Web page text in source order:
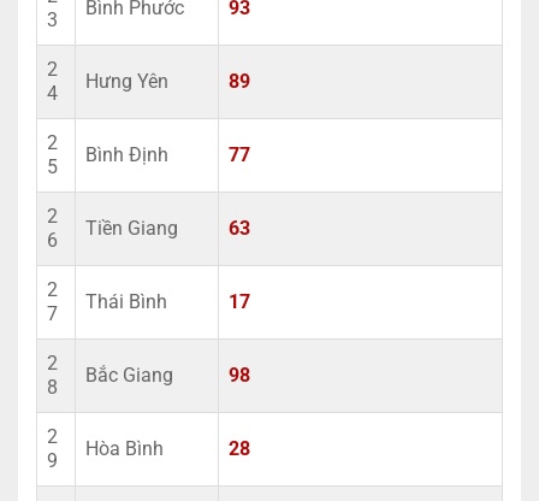
3
Bình Phước 93
2
4
Hưng Yên 89
2
5
Bình Định 77
2
6
Tiền Giang 63
2
7
Thái Bình 17
2
8
Bắc Giang 98
2
9
Hòa Bình 28